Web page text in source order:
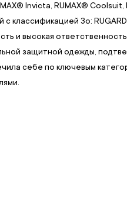
Invicta, RUMAX® Coolsuit,
классификацией 3о:
и высокая
защитной одежды,
себе по ключевым